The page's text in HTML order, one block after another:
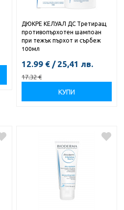
ДЮКРЕ КЕЛУАЛ ДС Третиращ
противопърхотен шампоан
при тежък пърхот и сърбеж
100мл
12.99 € / 25,41 лв.
17.32€
КУПИ